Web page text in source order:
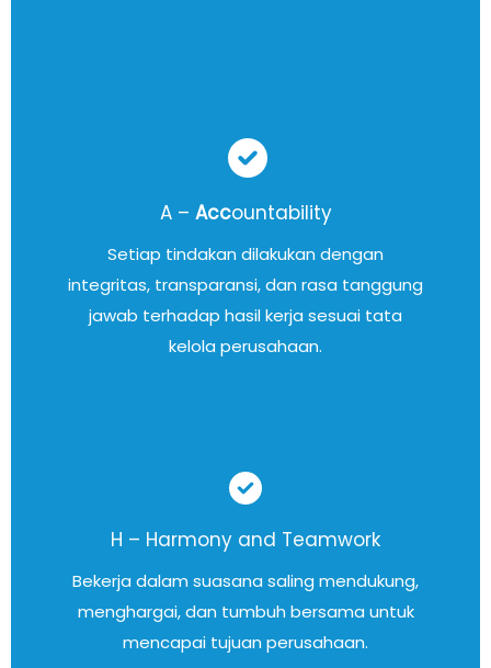
A – Accountability
Setiap tindakan dilakukan dengan
integritas, transparansi, dan rasa tanggung
jawab terhadap hasil kerja sesuai tata
kelola perusahaan.
H – Harmony and Teamwork
Bekerja dalam suasana saling mendukung,
menghargai, dan tumbuh bersama untuk
mencapai tujuan perusahaan.